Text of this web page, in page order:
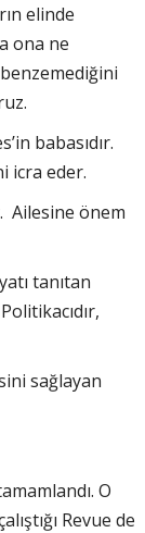
elinde
ona ne
babasıdır.
icra eder.
Ailesine önem
tanıtan
sağlayan
O
Revue de